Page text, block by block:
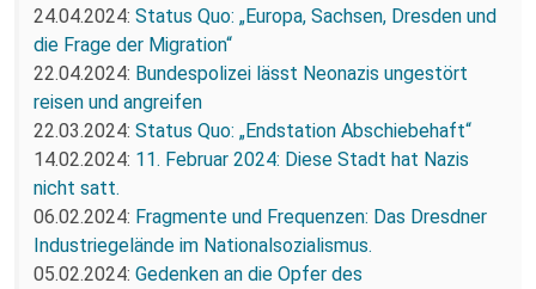
24.04.2024: Status Quo: „Europa, Sachsen, Dresden und
die Frage der Migration“
22.04.2024: Bundespolizei lässt Neonazis ungestört
reisen und angreifen
22.03.2024: Status Quo: „Endstation Abschiebehaft“
14.02.2024: 11. Februar 2024: Diese Stadt hat Nazis
nicht satt.
06.02.2024: Fragmente und Frequenzen: Das Dresdner
Industriegelände im Nationalsozialismus.
05.02.2024: Gedenken an die Opfer des